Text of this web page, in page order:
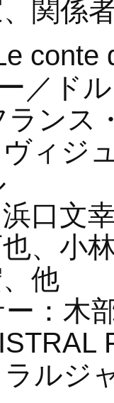
、関係
conte
／ド
ランス
ィジ
口文
、小
他
：木
ルジ